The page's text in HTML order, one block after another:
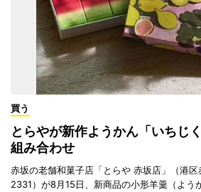
買う
とらやが新作ようかん「いちじ
組み合わせ
赤坂の老舗和菓子店「とらや 赤坂店」（港
2331）が8月15日、新商品の小形羊羹（よう